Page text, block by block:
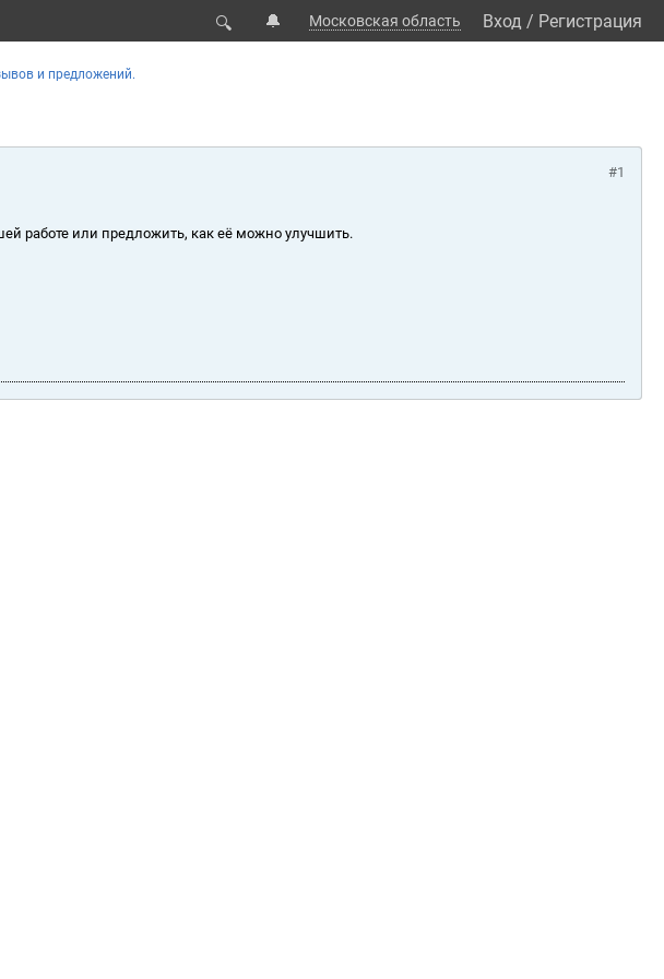
🔍 🔔 Московская область Вход / Регистрация
и предложений.
#1
работе или предложить, как её можно улучшить.